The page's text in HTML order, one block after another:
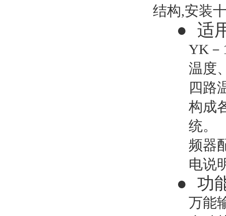
结构,安装
● 适
YK－
温度
四路
构成
统。
频器
电说
● 功
万能